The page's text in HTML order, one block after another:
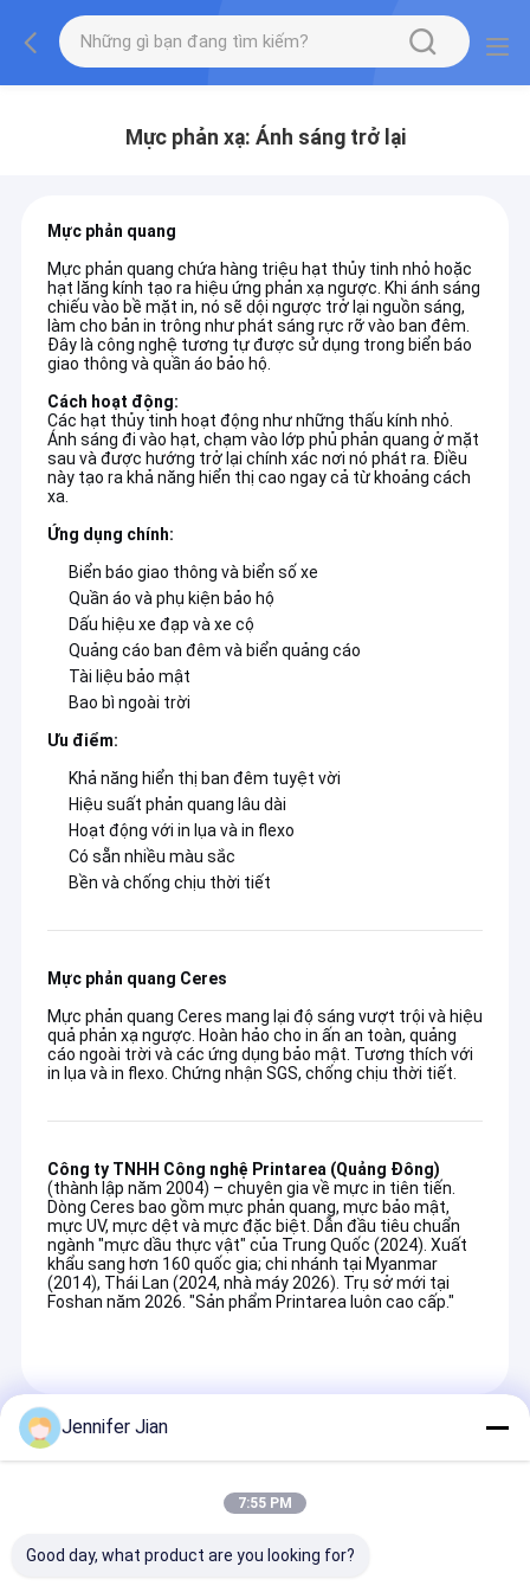
Mực phản xạ: Ánh sáng trở lại
Mực phản quang
Mực phản quang chứa hàng triệu hạt thủy tinh nhỏ hoặc
hạt lăng kính tạo ra hiệu ứng phản xạ ngược. Khi ánh sáng
chiếu vào bề mặt in, nó sẽ dội ngược trở lại nguồn sáng,
làm cho bản in trông như phát sáng rực rỡ vào ban đêm.
Đây là công nghệ tương tự được sử dụng trong biển báo
giao thông và quần áo bảo hộ.
Cách hoạt động:
Các hạt thủy tinh hoạt động như những thấu kính nhỏ.
Ánh sáng đi vào hạt, chạm vào lớp phủ phản quang ở mặt
sau và được hướng trở lại chính xác nơi nó phát ra. Điều
này tạo ra khả năng hiển thị cao ngay cả từ khoảng cách
xa.
Ứng dụng chính:
Biển báo giao thông và biển số xe
Quần áo và phụ kiện bảo hộ
Dấu hiệu xe đạp và xe cộ
Quảng cáo ban đêm và biển quảng cáo
Tài liệu bảo mật
Bao bì ngoài trời
Ưu điểm:
Khả năng hiển thị ban đêm tuyệt vời
Hiệu suất phản quang lâu dài
Hoạt động với in lụa và in flexo
Có sẵn nhiều màu sắc
Bền và chống chịu thời tiết
Mực phản quang Ceres
Mực phản quang Ceres mang lại độ sáng vượt trội và hiệu
quả phản xạ ngược. Hoàn hảo cho in ấn an toàn, quảng
cáo ngoài trời và các ứng dụng bảo mật. Tương thích với
in lụa và in flexo. Chứng nhận SGS, chống chịu thời tiết.
Công ty TNHH Công nghệ Printarea (Quảng Đông)
(thành lập năm 2004) – chuyên gia về mực in tiên tiến.
Dòng Ceres bao gồm mực phản quang, mực bảo mật,
mực UV, mực dệt và mực đặc biệt. Dẫn đầu tiêu chuẩn
ngành "mực dầu thực vật" của Trung Quốc (2024). Xuất
khẩu sang hơn 160 quốc gia; chi nhánh tại Myanmar
(2014), Thái Lan (2024, nhà máy 2026). Trụ sở mới tại
Foshan năm 2026. "Sản phẩm Printarea luôn cao cấp."
Các Sản Phẩm Được Khuyến Cáo
Jennifer Jian
7:55 PM
Good day, what product are you looking for?